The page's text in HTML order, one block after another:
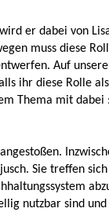
er dabei von
muss diese
Auf
ihr diese Rolle
Thema mit dabei
Sie treffen
nutzbar sind